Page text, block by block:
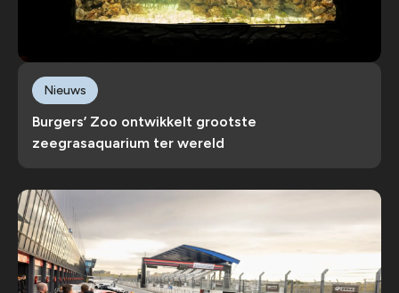
Burgers’ Zoo ontwikkelt grootste
zeegrasaquarium ter wereld
Nieuws